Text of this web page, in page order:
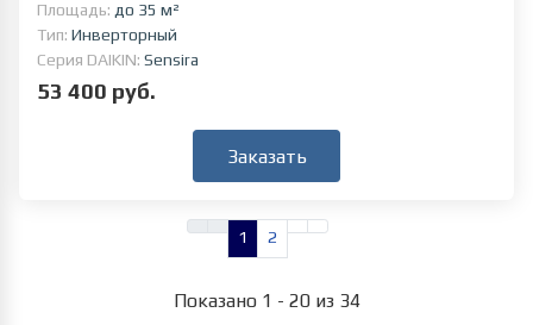
Площадь: до 35 м²
Тип: Инверторный
Серия DAIKIN: Sensira
53 400 руб.
Заказать
1 2
Показано 1 - 20 из 34